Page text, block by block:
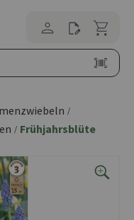
/
/ Frühjahrsblüte